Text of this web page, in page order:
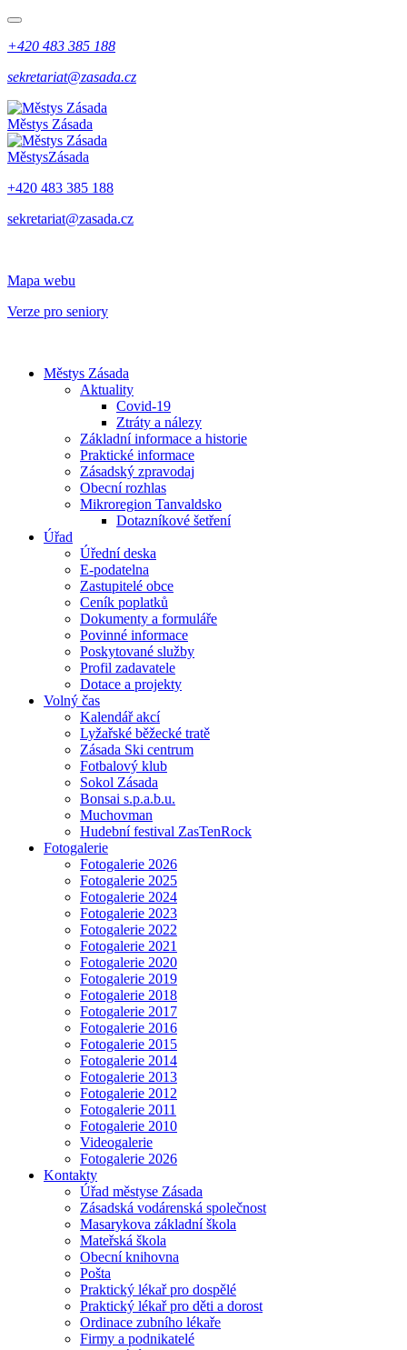
+420 483 385 188
sekretariat@zasada.cz
Městys Zásada
MěstysZásada
+420 483 385 188
sekretariat@zasada.cz
Mapa webu
Verze pro seniory
Městys Zásada
Aktuality
Covid-19
Ztráty a nálezy
Základní informace a historie
Praktické informace
Zásadský zpravodaj
Obecní rozhlas
Mikroregion Tanvaldsko
Dotazníkové šetření
Úřad
Úřední deska
E-podatelna
Zastupitelé obce
Ceník poplatků
Dokumenty a formuláře
Povinné informace
Poskytované služby
Profil zadavatele
Dotace a projekty
Volný čas
Kalendář akcí
Lyžařské běžecké tratě
Zásada Ski centrum
Fotbalový klub
Sokol Zásada
Bonsai s.p.a.b.u.
Muchovman
Hudební festival ZasTenRock
Fotogalerie
Fotogalerie 2026
Fotogalerie 2025
Fotogalerie 2024
Fotogalerie 2023
Fotogalerie 2022
Fotogalerie 2021
Fotogalerie 2020
Fotogalerie 2019
Fotogalerie 2018
Fotogalerie 2017
Fotogalerie 2016
Fotogalerie 2015
Fotogalerie 2014
Fotogalerie 2013
Fotogalerie 2012
Fotogalerie 2011
Fotogalerie 2010
Videogalerie
Fotogalerie 2026
Kontakty
Úřad městyse Zásada
Zásadská vodárenská společnost
Masarykova základní škola
Mateřská škola
Obecní knihovna
Pošta
Praktický lékař pro dospělé
Praktický lékař pro děti a dorost
Ordinace zubního lékaře
Firmy a podnikatelé